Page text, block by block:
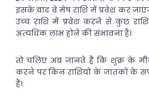
इसके बाद वे मेष राशि में प्रवेश कर
उच्‍च राशि में प्रवेश करने से कुछ
अत्‍य‍धिक लाभ होने की संभावना है।
तो चलिए अब जानते हैं कि शुक्र के
करने पर किन राशियों के जातकों के
हैं।